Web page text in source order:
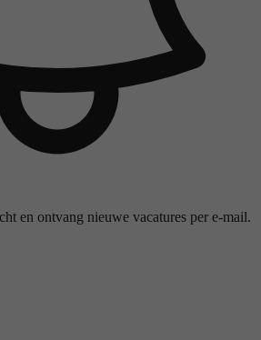
en ontvang nieuwe vacatures per e-mail.